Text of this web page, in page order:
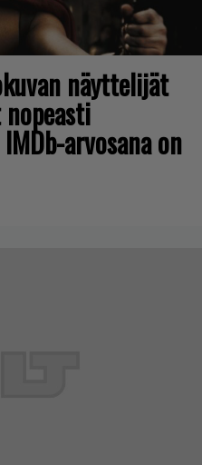
näyttelijät
arvosana on